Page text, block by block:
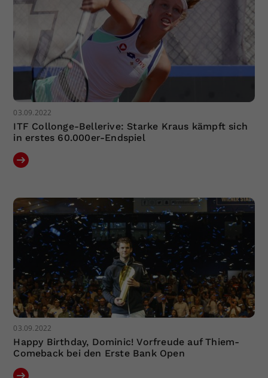
03.09.2022
ITF Collonge-Bellerive: Starke Kraus kämpft sich
in erstes 60.000er-Endspiel
03.09.2022
Happy Birthday, Dominic! Vorfreude auf Thiem-
Comeback bei den Erste Bank Open